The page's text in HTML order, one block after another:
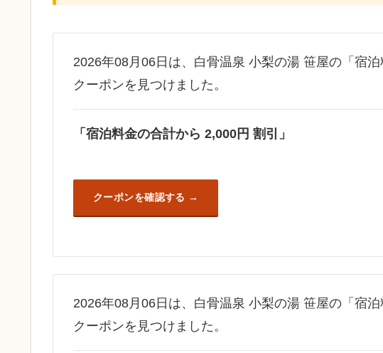
2026年08月06日は、白骨温泉 小梨の湯 笹屋の「宿
クーポンを見つけました。
「宿泊料金の合計から 2,000円 割引」
クーポンを確認する
2026年08月06日は、白骨温泉 小梨の湯 笹屋の「宿
クーポンを見つけました。